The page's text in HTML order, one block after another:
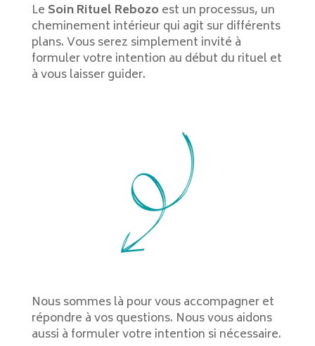
Le Soin Rituel Rebozoest un processus, un
cheminement intérieur qui agit sur différents
plans. Vous serez simplement invité à
formuler votre intention au début du rituel et
à vous laisser guider.
Nous sommes là pour vous accompagner et
répondre à vos questions. Nous vous aidons
aussi à formuler votre intention si nécessaire.